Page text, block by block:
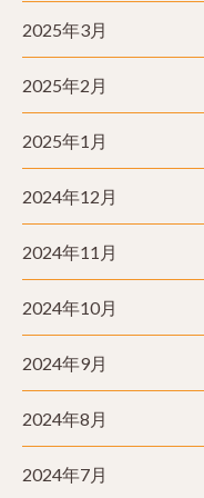
2025年3月
2025年2月
2025年1月
2024年12月
2024年11月
2024年10月
2024年9月
2024年8月
2024年7月